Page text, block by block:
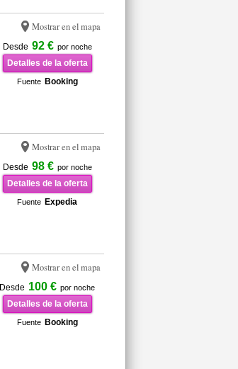
Mostrar en el mapa
Desde 92 € por noche
Detalles de la oferta
Fuente Booking
Mostrar en el mapa
Desde 98 € por noche
Detalles de la oferta
Fuente Expedia
Mostrar en el mapa
Desde 100 € por noche
Detalles de la oferta
Fuente Booking